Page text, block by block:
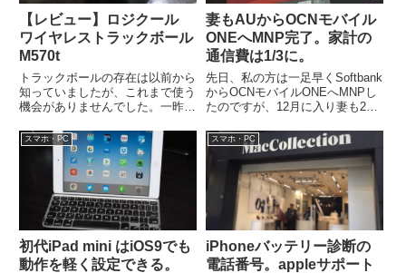
【レビュー】ロジクール
ワイヤレストラックボール
M570t
トラックボールの存在は以前から
知っていましたが、これまで使う
機会がありませんでした。一昨年
ら、カーソルの移動距離が増えた
事で手首の違...
妻もAUからOCNモバイル
ONEへMNP完了。家計の
通信費は1/3に。
先日、私の方は一足早くSoftbank
からOCNモバイルONEへMNPし
たのですが、12月に入り妻も2年
バイルONEへMNPしま...
スマホ・PC
初代iPad mini はiOS9でも
動作を軽く設定できる。
スマホ・PC
iPhoneバッテリー診断の
電話番号。appleサポート